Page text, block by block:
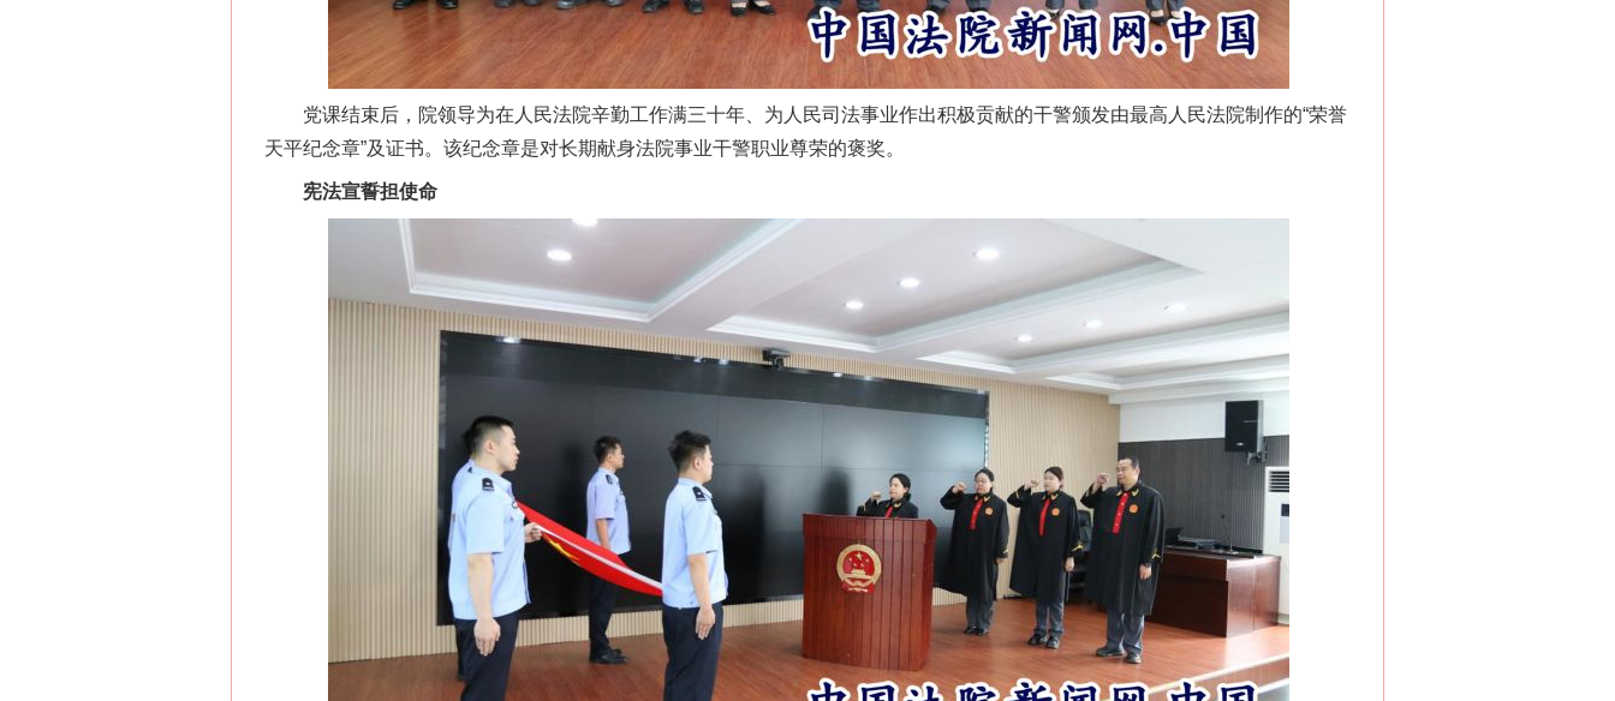
党课结束后，院领导为在人民法院辛勤工作满三十年、为人民司法事业作出积极贡献的干警颁发由最高人民法院制作的“荣誉
天平纪念章”及证书。该纪念章是对长期献身法院事业干警职业尊荣的褒奖。
宪法宣誓担使命
网上购药对药下症？
茶叶“炒上天”
“神药”背后的真相